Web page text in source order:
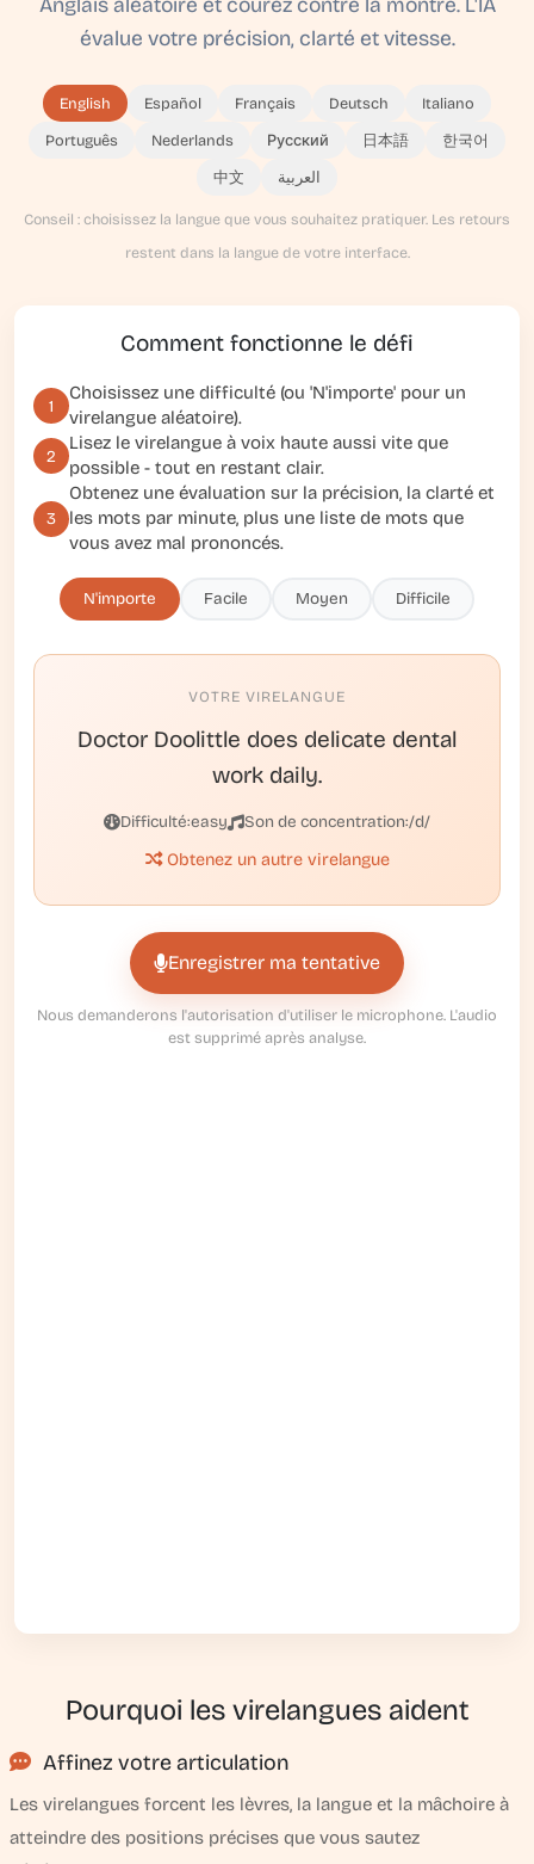
Anglais aléatoire et courez contre la montre. L'IA
évalue votre précision, clarté et vitesse.
English Español Français Deutsch Italiano
Português Nederlands Русский 日本語 한국어
中文 العربية
Conseil : choisissez la langue que vous souhaitez pratiquer. Les retours
restent dans la langue de votre interface.
Comment fonctionne le défi
1
Choisissez une difficulté (ou 'N'importe' pour un
virelangue aléatoire).
2
Lisez le virelangue à voix haute aussi vite que
possible - tout en restant clair.
3
Obtenez une évaluation sur la précision, la clarté et
les mots par minute, plus une liste de mots que
vous avez mal prononcés.
N'importe Facile Moyen Difficile
VOTRE VIRELANGUE
Doctor Doolittle does delicate dental
work daily.
Difficulté:easy Son de concentration:/d/
Obtenez un autre virelangue
Enregistrer ma tentative
Nous demanderons l'autorisation d'utiliser le microphone. L'audio
est supprimé après analyse.
Pourquoi les virelangues aident
Affinez votre articulation
Les virelangues forcent les lèvres, la langue et la mâchoire à
atteindre des positions précises que vous sautez